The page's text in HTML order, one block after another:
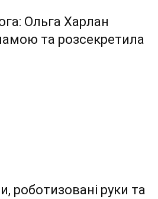
Ольга Харлан
та розсекретила
роботизовані руки та